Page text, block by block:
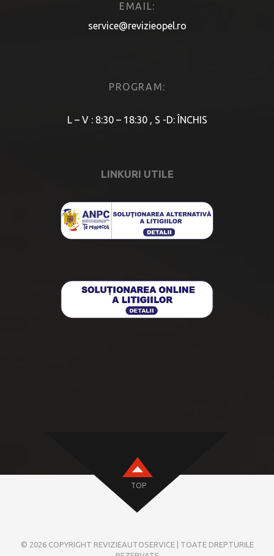
EMAIL:
service@revizieopel.ro
PROGRAM:
L – V : 8:30 – 18:30 , S -D: ÎNCHIS
LINKURI UTILE
TOP
© 2026 COPYRIGHT REVIZIEAUTOSERVICE | TOATE DREPTURILE